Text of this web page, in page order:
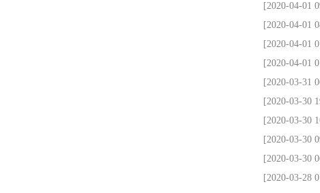
[2020-04-01
[2020-04-01
[2020-04-01
[2020-04-01
[2020-03-31
[2020-03-30
[2020-03-30
[2020-03-30
[2020-03-30
[2020-03-28